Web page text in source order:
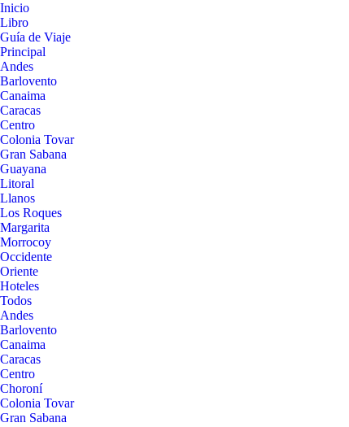
Inicio
Libro
Guía de Viaje
Principal
Andes
Barlovento
Canaima
Caracas
Centro
Colonia Tovar
Gran Sabana
Guayana
Litoral
Llanos
Los Roques
Margarita
Morrocoy
Occidente
Oriente
Hoteles
Todos
Andes
Barlovento
Canaima
Caracas
Centro
Choroní
Colonia Tovar
Gran Sabana